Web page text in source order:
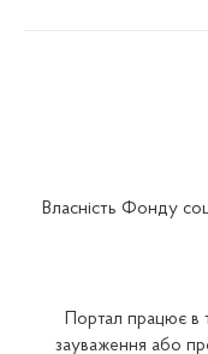
Закарпатське
Власність Фонду
Портал працює в
зауваження або